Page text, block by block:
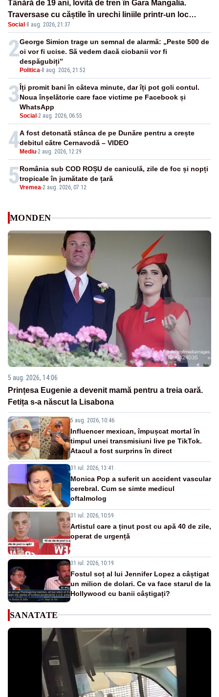
Tânără de 19 ani, lovită de tren în Gara Mangalia.
Traversase cu căștile în urechi liniile printr-un loc
nepermis
Social ·8 aug. 2026, 21:37
2
Politica-8 aug. 2026, 21:52
George Simion trage un semnal de alarmă: „Peste 500 de
oi vor fi ucise. Să vedem dacă ciobanii vor fi
despăgubiți”
3
Social -2 aug. 2026, 06:55
Îți promit bani în câteva minute, dar îți pot goli contul.
Noua înșelătorie care face victime pe Facebook și
WhatsApp
4 Mediu-2 aug. 2026, 12:29
A fost detonată stânca de pe Dunăre pentru a crește
debitul către Cernavodă – VIDEO
5Vremea-2 aug. 2026, 07:12
România sub COD ROȘU de caniculă, zile de foc și nopți
tropicale în jumătate de țară
MONDEN
5 aug. 2026, 14:06
Prințesa Eugenie a devenit mamă pentru a treia oară.
Fetița s-a născut la Lisabona
5 aug. 2026, 10:46
Influencer mexican, împușcat mortal în
timpul unei transmisiuni live pe TikTok.
Atacul a fost surprins în direct
31 iul. 2026, 13:41
Monica Pop a suferit un accident vascular
cerebral. Cum se simte medicul
oftalmolog
31 iul. 2026, 10:59
Artistul care a ținut post cu apă 40 de zile,
operat de urgență
31 iul. 2026, 10:19
Fostul soț al lui Jennifer Lopez a câștigat
un milion de dolari. Ce va face starul de la
Hollywood cu banii câștigați?
SANATATE